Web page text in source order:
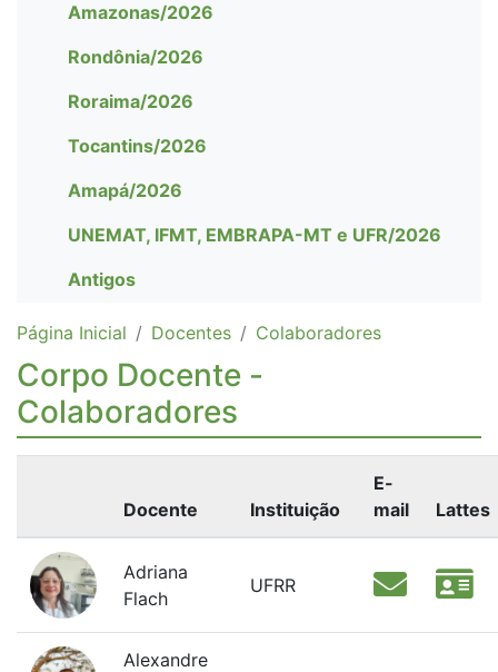
Amazonas/2026
Rondônia/2026
Roraima/2026
Tocantins/2026
Amapá/2026
UNEMAT, IFMT, EMBRAPA-MT e UFR/2026
Antigos
Página Inicial Docentes Colaboradores
Corpo Docente -
Colaboradores
Docente Instituição
E-
mail
Lattes
Adriana
Flach
UFRR
Alexandre